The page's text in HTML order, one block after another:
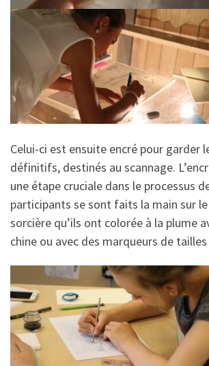
Celui-ci est ensuite encré pour garder
définitifs, destinés au scannage.
une étape cruciale dans le processus
participants se sont faits la main sur le
sorcière qu’ils ont colorée à la plume
chine ou avec des marqueurs de